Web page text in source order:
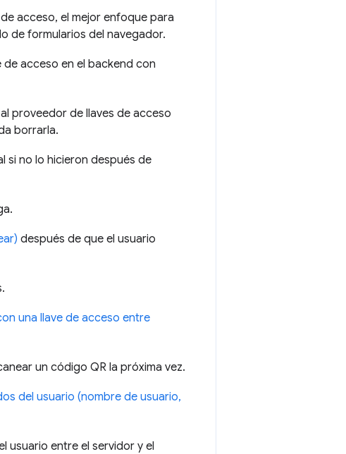
acceso, el mejor enfoque para
de formularios del navegador.
acceso en el backend con
proveedor de llaves de acceso
borrarla.
si no lo hicieron después de
después de que el usuario
una llave de acceso entre
un código QR la próxima vez.
del usuario (nombre de usuario,
usuario entre el servidor y el